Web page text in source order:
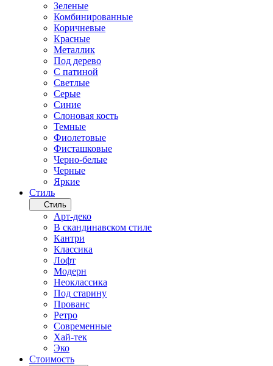
Зеленые
Комбинированные
Коричневые
Красные
Металлик
Под дерево
С патиной
Светлые
Серые
Синие
Слоновая кость
Темные
Фиолетовые
Фисташковые
Черно-белые
Черные
Яркие
Стиль
Стиль
Арт-деко
В скандинавском стиле
Кантри
Классика
Лофт
Модерн
Неоклассика
Под старину
Прованс
Ретро
Современные
Хай-тек
Эко
Стоимость